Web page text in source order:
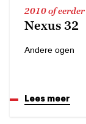
2010 of eerder
Nexus 32
Andere ogen
Lees meer